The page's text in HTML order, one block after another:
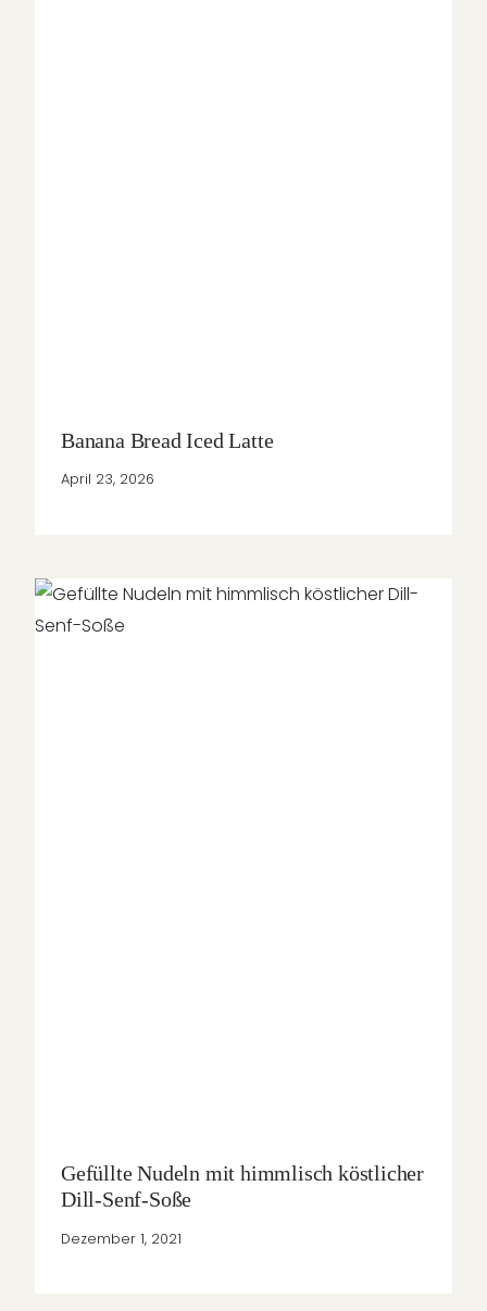
Banana Bread Iced Latte
April 23, 2026
Gefüllte Nudeln mit himmlisch köstlicher
Dill-Senf-Soße
Dezember 1, 2021